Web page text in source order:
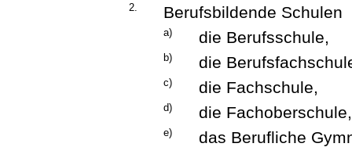
2. Berufsbildende Schulen
a) die Berufsschule,
b) die
c) die Fachschule,
d) die Fachoberschule,
e) das Berufliche